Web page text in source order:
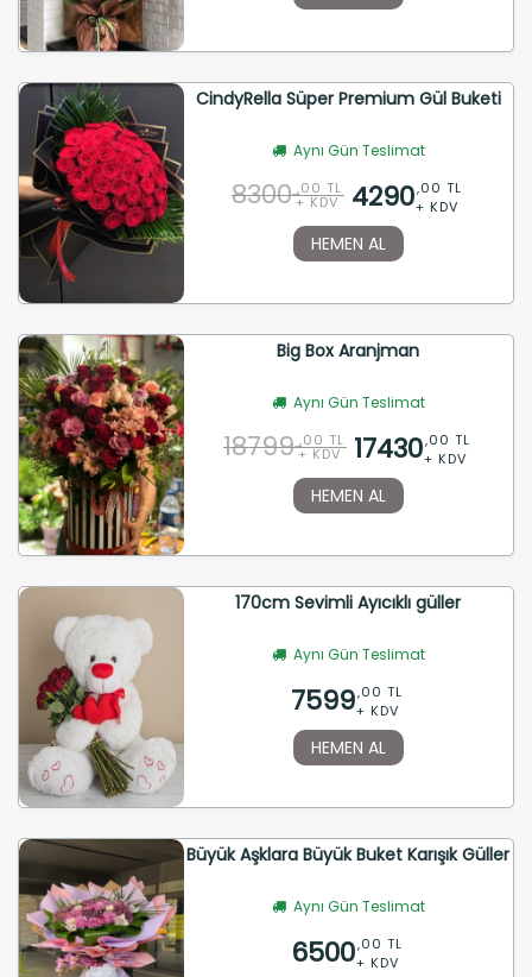
CindyRella Süper Premium Gül Buketi
Aynı Gün Teslimat
8300 ,00 TL
+ KDV 4290,00 TL
+ KDV
HEMEN AL
Big Box Aranjman
Aynı Gün Teslimat
18799 ,00 TL
+ KDV 17430,00 TL
+ KDV
HEMEN AL
170cm Sevimli Ayıcıklı güller
Aynı Gün Teslimat
7599,00 TL
+ KDV
HEMEN AL
Büyük Aşklara Büyük Buket Karışık Güller
Aynı Gün Teslimat
6500,00 TL
+ KDV